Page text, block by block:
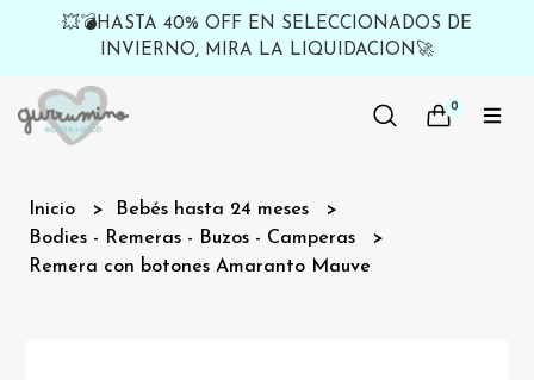
💥💣HASTA 40% OFF EN SELECCIONADOS DE
INVIERNO, MIRA LA LIQUIDACION🚀
0
Inicio
Bebés hasta 24 meses
Bodies - Remeras - Buzos - Camperas
Remera con botones Amaranto Mauve